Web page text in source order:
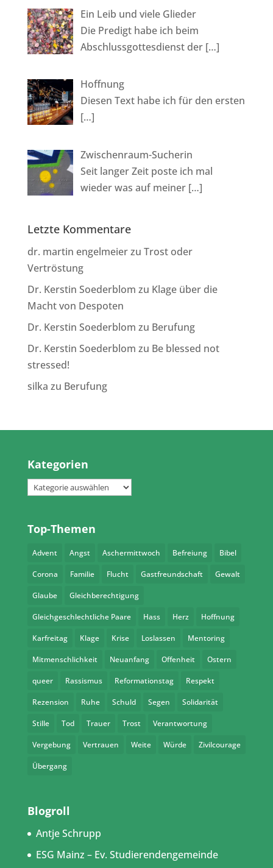
Ein Leib und viele Glieder
Die Predigt habe ich beim
Abschlussgottesdienst der […]
Hoffnung
Diesen Text habe ich für den ersten
[…]
Zwischenraum-Sucherin
Seit langer Zeit poste ich mal
wieder was auf meiner […]
Letzte Kommentare
dr. martin engelmeierzu Trost oder
Vertröstung
Dr. Kerstin Soederblom zu Klage über die
Macht von Despoten
Dr. Kerstin Soederblom zu Berufung
Dr. Kerstin Soederblom zu Be blessed not
stressed!
silka zu Berufung
Kategorien
Kategorien
Top-Themen
Advent Angst Aschermittwoch Befreiung Bibel
Corona Familie Flucht Gastfreundschaft Gewalt
Glaube Gleichberechtigung
Gleichgeschlechtliche Paare Hass Herz Hoffnung
Karfreitag Klage Krise Loslassen Mentoring
Mitmenschlichkeit Neuanfang Offenheit Ostern
queer Rassismus Reformationstag Respekt
Rezension Ruhe Schuld Segen Solidarität
Stille Tod Trauer Trost Verantwortung
Vergebung Vertrauen Weite Würde Zivilcourage
Übergang
Blogroll
Antje Schrupp
ESG Mainz – Ev. Studierendengemeinde